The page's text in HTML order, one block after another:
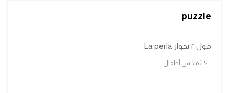
puzzle
مول ٢ بجوار La perla
ملابس أطفال